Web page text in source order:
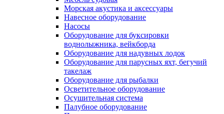
Морская акустика и аксессуары
Навесное оборудование
Насосы
Оборудование для буксировки
воднолыжника, вейкборда
Оборудование для надувных лодок
Оборудование для парусных яхт, бегучий
такелаж
Оборудование для рыбалки
Осветительное оборудование
Осушительная система
Палубное оборудование